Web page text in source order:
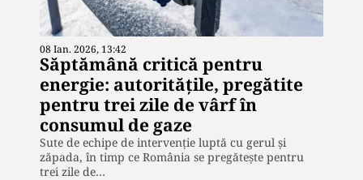
08 Ian. 2026, 13:42
Săptămână critică pentru
energie: autoritățile, pregătite
pentru trei zile de vârf în
consumul de gaze
Sute de echipe de intervenție luptă cu gerul și
zăpada, în timp ce România se pregătește pentru
trei zile de…